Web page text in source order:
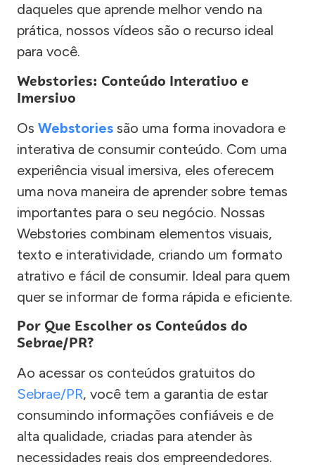
daqueles que aprende melhor vendo na
prática, nossos vídeos são o recurso ideal
para você.
Webstories: Conteúdo Interativo e
Imersivo
Os Webstories são uma forma inovadora e
interativa de consumir conteúdo. Com uma
experiência visual imersiva, eles oferecem
uma nova maneira de aprender sobre temas
importantes para o seu negócio. Nossas
Webstories combinam elementos visuais,
texto e interatividade, criando um formato
atrativo e fácil de consumir. Ideal para quem
quer se informar de forma rápida e eficiente.
Por Que Escolher os Conteúdos do
Sebrae/PR?
Ao acessar os conteúdos gratuitos do
Sebrae/PR, você tem a garantia de estar
consumindo informações confiáveis e de
alta qualidade, criadas para atender às
necessidades reais dos empreendedores.